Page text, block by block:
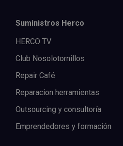
Suministros Herco
HERCO TV
Club Nosolotornillos
Repair Café
Reparacion herramientas
Outsourcing y consultoría
Emprendedores y formación